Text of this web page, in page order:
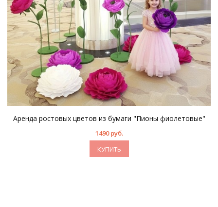
Аренда ростовых цветов из бумаги "Пионы фиолетовые"
1490 руб.
КУПИТЬ